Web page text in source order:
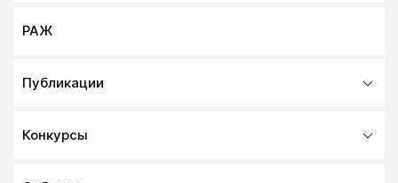
РАЖ
Публикации
Конкурсы